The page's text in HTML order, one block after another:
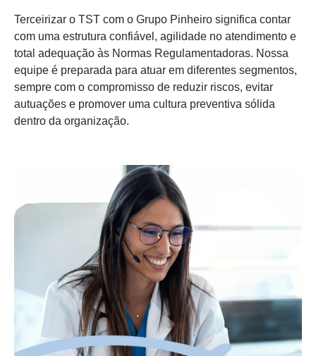
Terceirizar o TST com o Grupo Pinheiro significa contar
com uma estrutura confiável, agilidade no atendimento e
total adequação às Normas Regulamentadoras. Nossa
equipe é preparada para atuar em diferentes segmentos,
sempre com o compromisso de reduzir riscos, evitar
autuações e promover uma cultura preventiva sólida
dentro da organização.